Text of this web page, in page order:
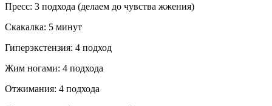
Пресс: 3 подхода (делаем до чувства жжения)
Скакалка: 5 минут
Гиперэкстензия: 4 подход
Жим ногами: 4 подхода
Отжимания: 4 подхода